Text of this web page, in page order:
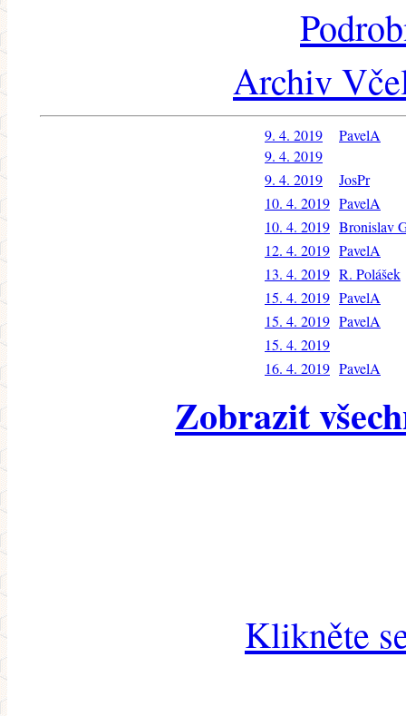
Archiv
9. 4. 2019
PavelA
9. 4. 2019
9. 4. 2019
JosPr
10. 4. 2019 PavelA
10. 4. 2019 Bronislav
12. 4. 2019 PavelA
13. 4. 2019 R. Polášek
15. 4. 2019 PavelA
15. 4. 2019 PavelA
15. 4. 2019
16. 4. 2019 PavelA
Zobrazit
Klikněte